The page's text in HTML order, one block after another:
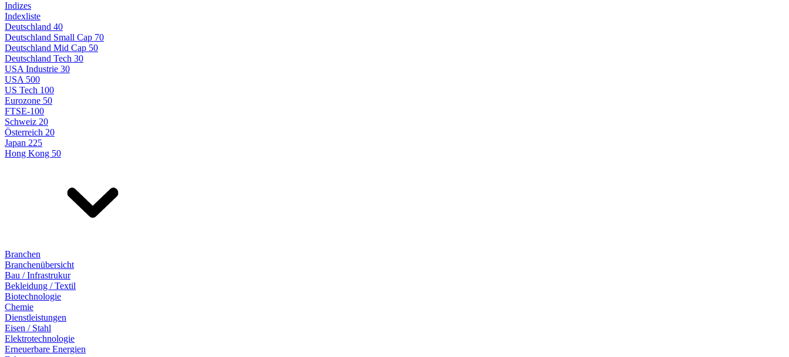
Indizes
Indexliste
Deutschland 40
Deutschland Small Cap 70
Deutschland Mid Cap 50
Deutschland Tech 30
USA Industrie 30
USA 500
US Tech 100
Eurozone 50
FTSE-100
Schweiz 20
Österreich 20
Japan 225
Hong Kong 50
Branchen
Branchenübersicht
Bau / Infrastrukur
Bekleidung / Textil
Biotechnologie
Chemie
Dienstleistungen
Eisen / Stahl
Elektrotechnologie
Erneuerbare Energien